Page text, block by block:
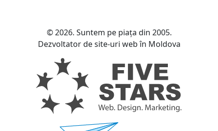
© 2026. Suntem pe piața din 2005.
Dezvoltator de site-uri web în Moldova